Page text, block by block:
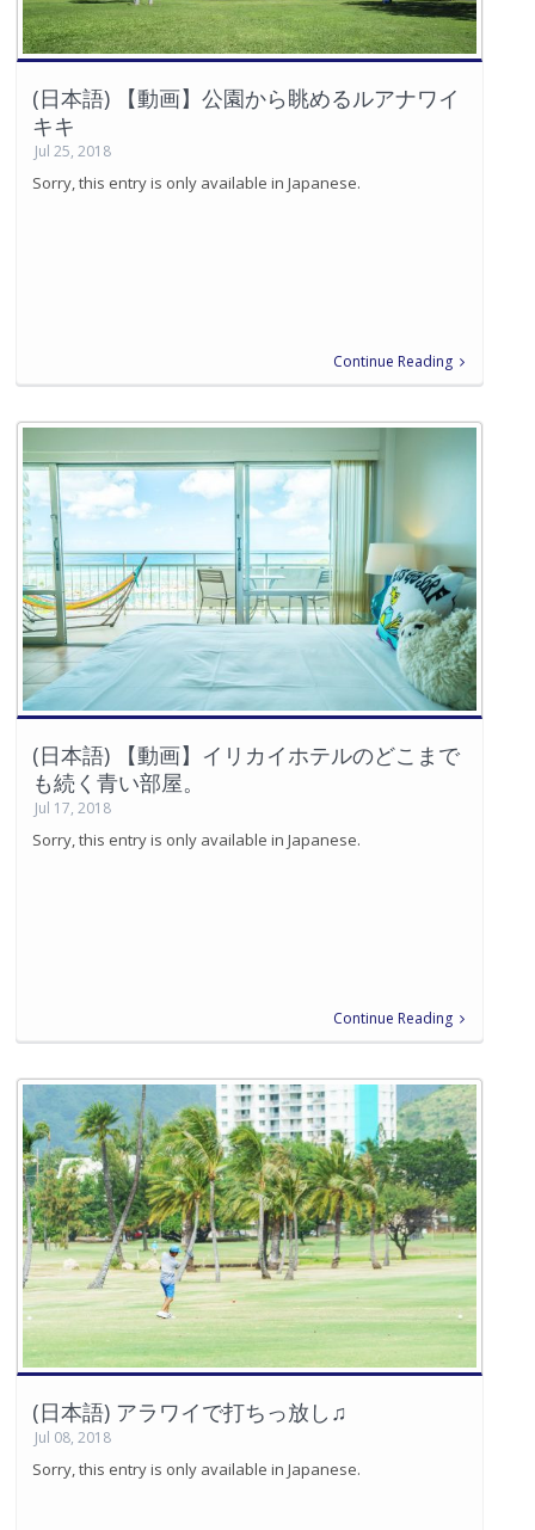
(日本語) 【動画】公園から眺めるルアナワイ
キキ
Jul 25, 2018
Sorry, this entry is only available in Japanese.
Continue Reading
(日本語) 【動画】イリカイホテルのどこまで
も続く青い部屋。
Jul 17, 2018
Sorry, this entry is only available in Japanese.
Continue Reading
(日本語) アラワイで打ちっ放し♫
Jul 08, 2018
Sorry, this entry is only available in Japanese.